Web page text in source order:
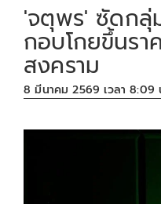
'จตุพร' ซัดกลุ่
กอบโกยขึ้นรา
สงคราม
8 มีนาคม 2569 เวลา 8:09